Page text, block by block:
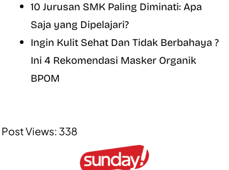
10 Jurusan SMK Paling Diminati: Apa
Saja yang Dipelajari?
Ingin Kulit Sehat Dan Tidak Berbahaya ?
Ini 4 Rekomendasi Masker Organik
BPOM
Post Views: 338